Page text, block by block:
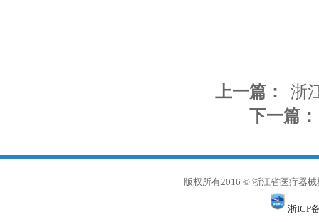
上一篇：
浙
下一篇：
版权所有2016 © 浙江省医疗器
浙ICP